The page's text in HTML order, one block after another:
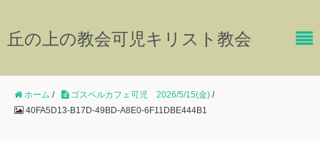
丘の上の教会可児キリスト教会
ホーム / ゴスペルカフェ可児 2026/5/15(金) /
40FA5D13-B17D-49BD-A8E0-6F11DBE444B1